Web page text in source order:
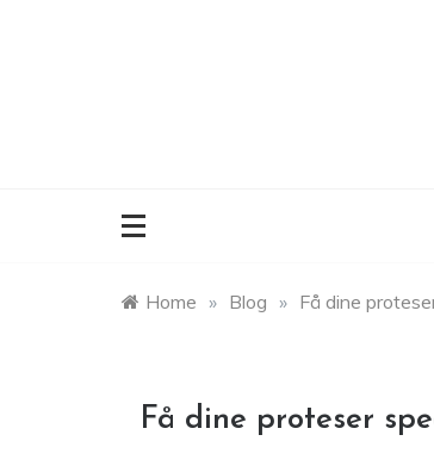
Home » Blog » Få dine
Få dine proteser